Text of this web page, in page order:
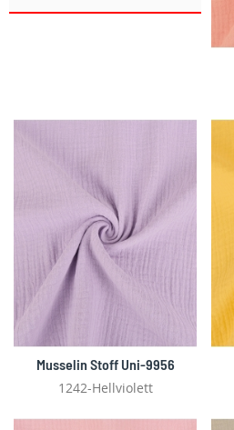
Musselin Stoff Uni-9956
1242-Hellviolett